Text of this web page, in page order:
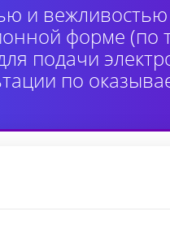
и
форме (по
подачи
по